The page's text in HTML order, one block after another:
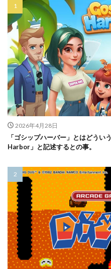
2026年4月28日
「ゴシップハーバー」とはどう
Harbor」と記述するとの事。